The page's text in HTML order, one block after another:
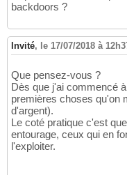
backdoors ?
Invité, le 17/07/2018 à
Que pensez-vous ?
Dès que j'ai commencé
premières choses qu'on
d'argent).
Le coté pratique c'est
entourage, ceux qui en
l'exploiter.